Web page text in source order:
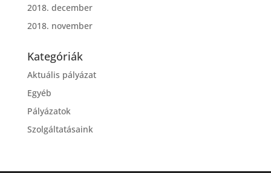
2018. december
2018. november
Kategóriák
Aktuális pályázat
Egyéb
Pályázatok
Szolgáltatásaink